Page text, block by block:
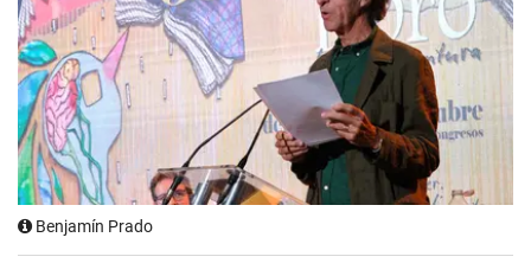
Benjamín Prado